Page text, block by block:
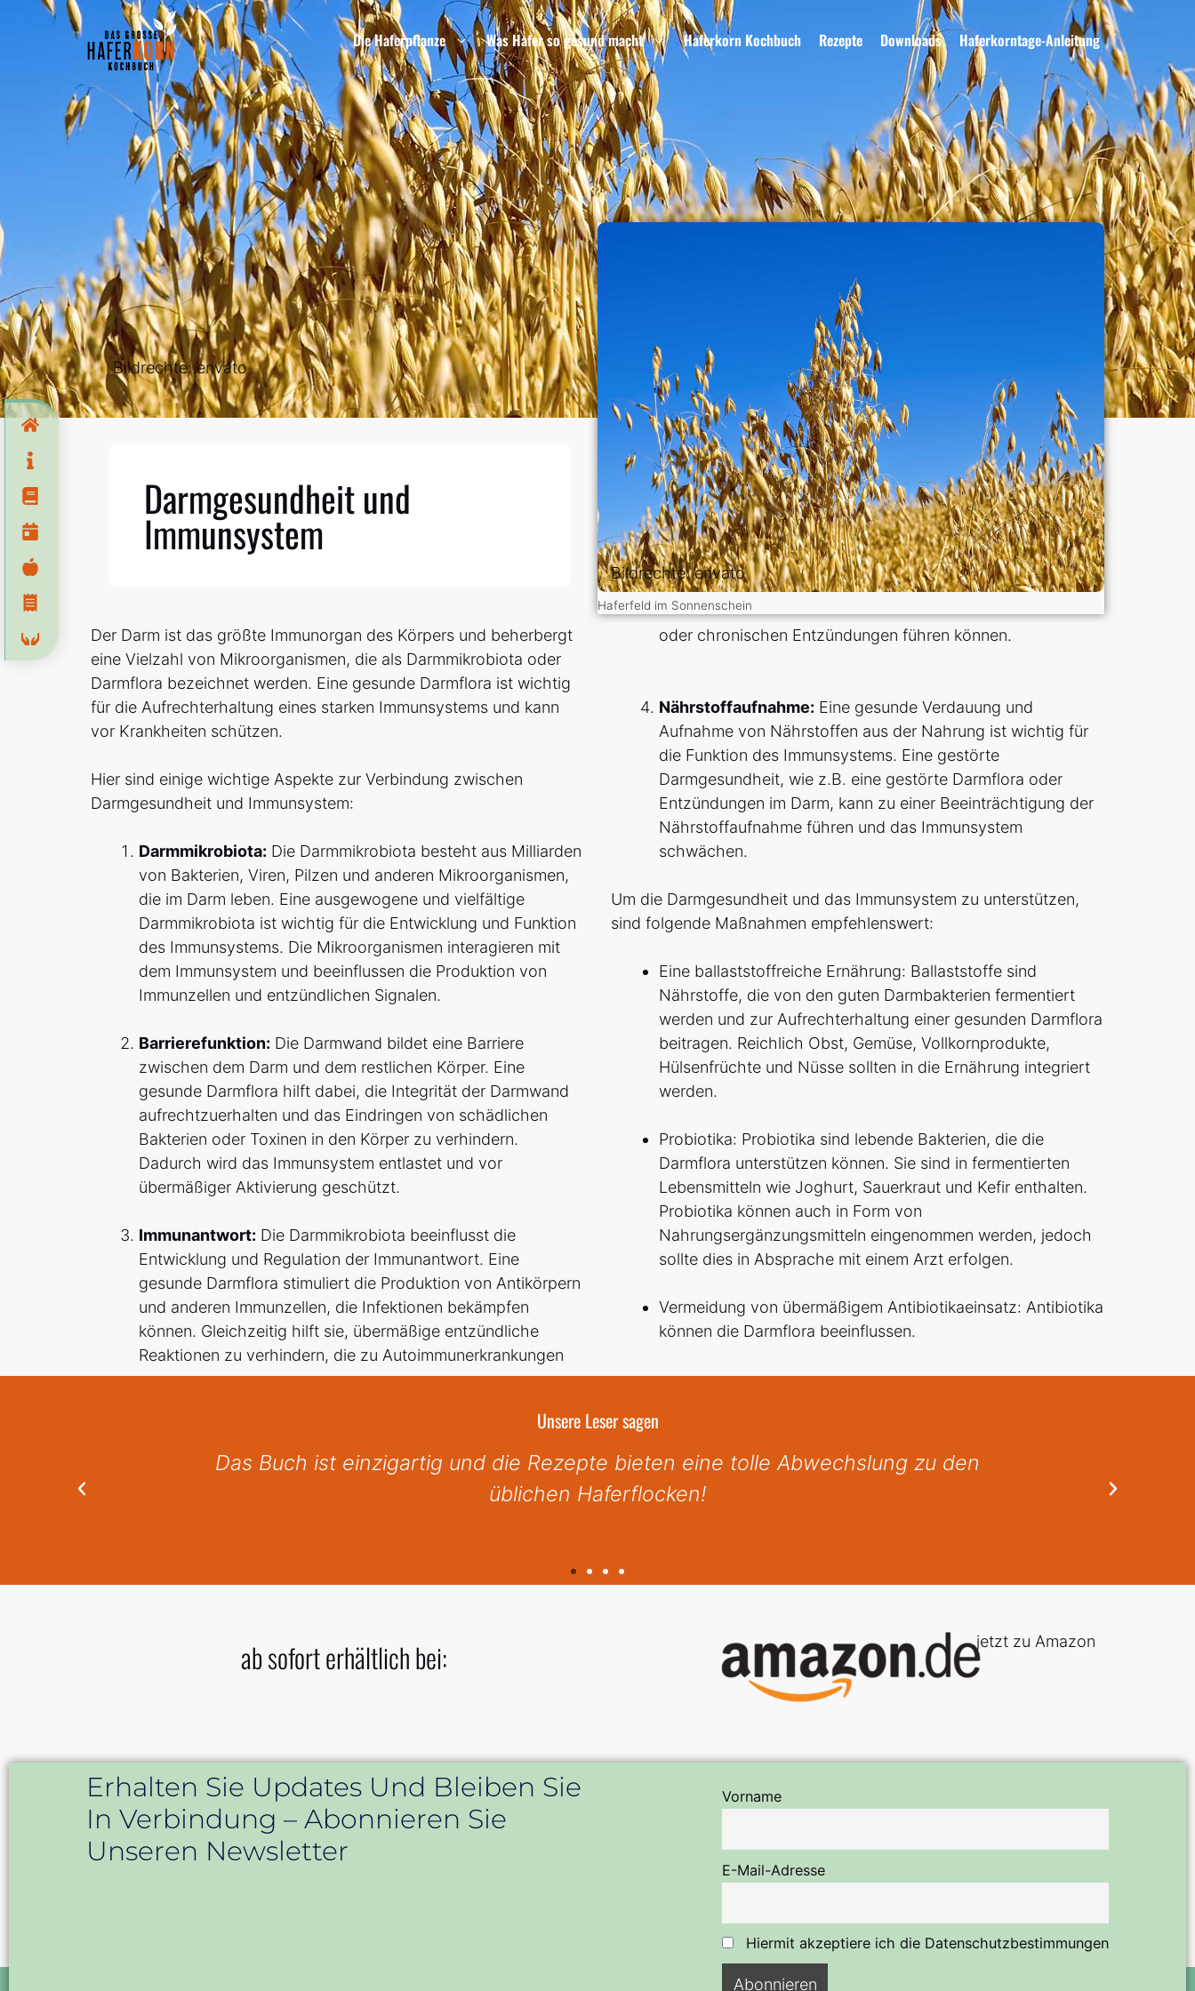
Die Haferpflanze Was Hafer so gesund macht Haferkorn Kochbuch Rezepte Downloads Haferkorntage-Anleitung
Bildrechte: envato
Darmgesundheit und
Immunsystem
Haferfeld im Sonnenschein
Bildrechte: envato
Der Darm ist das größte Immunorgan des Körpers und beherbergt
eine Vielzahl von Mikroorganismen, die als Darmmikrobiota oder
Darmflora bezeichnet werden. Eine gesunde Darmflora ist wichtig
für die Aufrechterhaltung eines starken Immunsystems und kann
vor Krankheiten schützen.
Hier sind einige wichtige Aspekte zur Verbindung zwischen
Darmgesundheit und Immunsystem:
Darmmikrobiota: Die Darmmikrobiota besteht aus Milliarden
von Bakterien, Viren, Pilzen und anderen Mikroorganismen,
die im Darm leben. Eine ausgewogene und vielfältige
Darmmikrobiota ist wichtig für die Entwicklung und Funktion
des Immunsystems. Die Mikroorganismen interagieren mit
dem Immunsystem und beeinflussen die Produktion von
Immunzellen und entzündlichen Signalen.
Barrierefunktion: Die Darmwand bildet eine Barriere
zwischen dem Darm und dem restlichen Körper. Eine
gesunde Darmflora hilft dabei, die Integrität der Darmwand
aufrechtzuerhalten und das Eindringen von schädlichen
Bakterien oder Toxinen in den Körper zu verhindern.
Dadurch wird das Immunsystem entlastet und vor
übermäßiger Aktivierung geschützt.
Immunantwort: Die Darmmikrobiota beeinflusst die
Entwicklung und Regulation der Immunantwort. Eine
gesunde Darmflora stimuliert die Produktion von Antikörpern
und anderen Immunzellen, die Infektionen bekämpfen
können. Gleichzeitig hilft sie, übermäßige entzündliche
Reaktionen zu verhindern, die zu Autoimmunerkrankungen
oder chronischen Entzündungen führen können.
Nährstoffaufnahme: Eine gesunde Verdauung und
Aufnahme von Nährstoffen aus der Nahrung ist wichtig für
die Funktion des Immunsystems. Eine gestörte
Darmgesundheit, wie z.B. eine gestörte Darmflora oder
Entzündungen im Darm, kann zu einer Beeinträchtigung der
Nährstoffaufnahme führen und das Immunsystem
schwächen.
Um die Darmgesundheit und das Immunsystem zu unterstützen,
sind folgende Maßnahmen empfehlenswert:
Eine ballaststoffreiche Ernährung: Ballaststoffe sind
Nährstoffe, die von den guten Darmbakterien fermentiert
werden und zur Aufrechterhaltung einer gesunden Darmflora
beitragen. Reichlich Obst, Gemüse, Vollkornprodukte,
Hülsenfrüchte und Nüsse sollten in die Ernährung integriert
werden.
Probiotika: Probiotika sind lebende Bakterien, die die
Darmflora unterstützen können. Sie sind in fermentierten
Lebensmitteln wie Joghurt, Sauerkraut und Kefir enthalten.
Probiotika können auch in Form von
Nahrungsergänzungsmitteln eingenommen werden, jedoch
sollte dies in Absprache mit einem Arzt erfolgen.
Vermeidung von übermäßigem Antibiotikaeinsatz: Antibiotika
können die Darmflora beeinflussen.
Unsere Leser sagen
Ich kann das Buch jedem weiterempfehlen. Besonders die Rezeptbilder sind sehr
schön geworden.
ab sofort erhältlich bei: jetzt zu Amazon
Erhalten Sie Updates Und Bleiben Sie
In Verbindung – Abonnieren Sie
Unseren Newsletter
Vorname
E-Mail-Adresse
Hiermit akzeptiere ich die Datenschutzbestimmungen